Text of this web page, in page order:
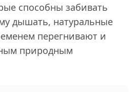
способны забивать
дышать, натуральные
перегнивают и
природным